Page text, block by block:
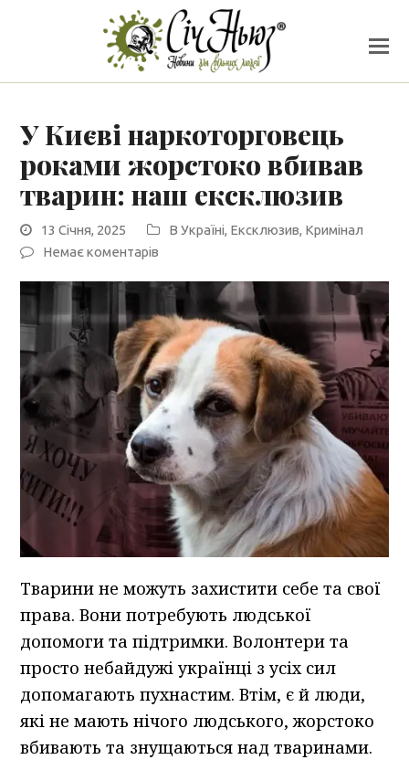
У Києві наркоторговець
роками жорстоко вбивав
тварин: наш ексклюзив
13 Січня, 2025 В Україні, Ексклюзив, Кримінал
Немає коментарів
Тварини не можуть захистити себе та свої
права. Вони потребують людської
допомоги та підтримки. Волонтери та
просто небайдужі українці з усіх сил
допомагають пухнастим. Втім, є й люди,
які не мають нічого людського, жорстоко
вбивають та знущаються над тваринами.